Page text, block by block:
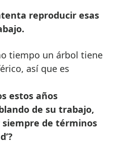
reproducir esas
tiempo un árbol tiene
así que es
estos años
de su trabajo,
siempre de términos